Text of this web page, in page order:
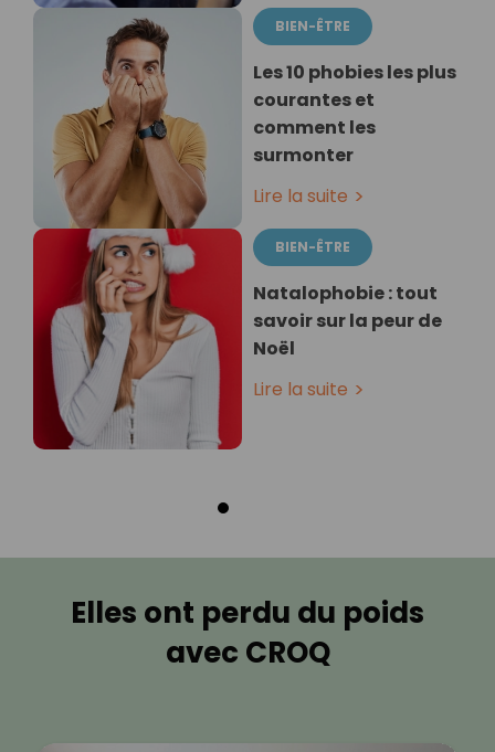
BIEN-ÊTRE
Les 10 phobies les plus
courantes et
comment les
surmonter
Lire la suite
BIEN-ÊTRE
Natalophobie : tout
savoir sur la peur de
Noël
Lire la suite
Elles ont perdu du poids
avec CROQ